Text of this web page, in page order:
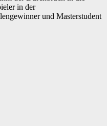
in der
und Masterstudent